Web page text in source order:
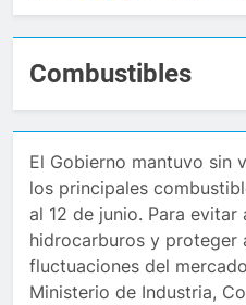
Combustibles
El Gobierno mantuvo sin
los principales
al 12 de junio. Para evitar
hidrocarburos y proteger
fluctuaciones del
Ministerio de Industria,